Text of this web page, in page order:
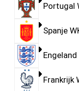
Portugal
Spanje
Frankrijk